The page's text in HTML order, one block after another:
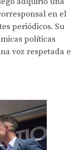
en el
periódicos. Su
políticas
voz respetada e